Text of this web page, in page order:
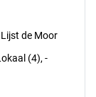
Lijst de Moor
(4), -